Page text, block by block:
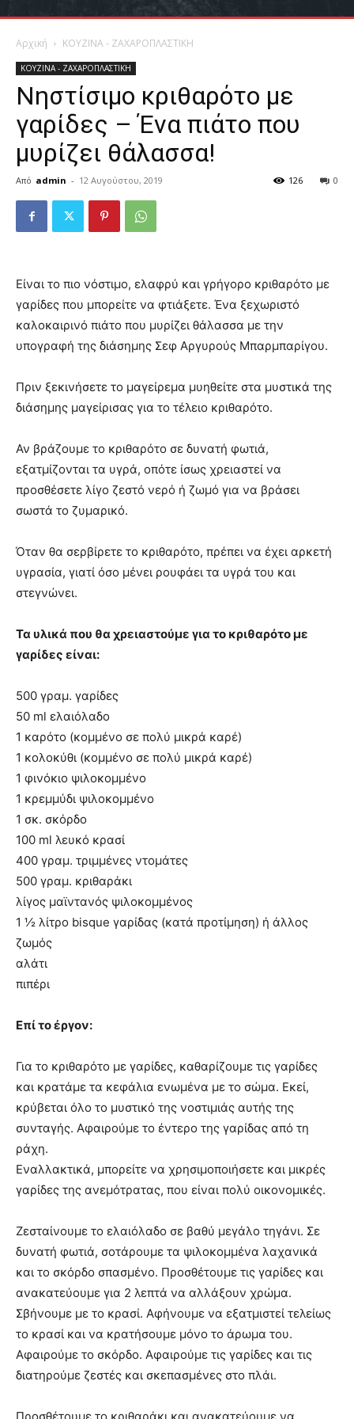
Αρχική ΚΟΥΖΙΝΑ - ΖΑΧΑΡΟΠΛΑΣΤΙΚΗ
ΚΟΥΖΙΝΑ - ΖΑΧΑΡΟΠΛΑΣΤΙΚΗ
Νηστίσιμο κριθαρότο με
γαρίδες – Ένα πιάτο που
μυρίζει θάλασσα!
Από admin - 12 Αυγούστου, 2019 0
126
Είναι το πιο νόστιμο, ελαφρύ και γρήγορο κριθαρότο με
γαρίδες που μπορείτε να φτιάξετε. Ένα ξεχωριστό
καλοκαιρινό πιάτο που μυρίζει θάλασσα με την
υπογραφή της διάσημης Σεφ Αργυρούς Μπαρμπαρίγου.
Πριν ξεκινήσετε το μαγείρεμα μυηθείτε στα μυστικά της
διάσημης μαγείρισας για το τέλειο κριθαρότο.
Αν βράζουμε το κριθαρότο σε δυνατή φωτιά,
εξατμίζονται τα υγρά, οπότε ίσως χρειαστεί να
προσθέσετε λίγο ζεστό νερό ή ζωμό για να βράσει
σωστά το ζυμαρικό.
Όταν θα σερβίρετε το κριθαρότο, πρέπει να έχει αρκετή
υγρασία, γιατί όσο μένει ρουφάει τα υγρά του και
στεγνώνει.
Τα υλικά που θα χρειαστούμε για το κριθαρότο με
γαρίδες είναι:
500 γραμ. γαρίδες
50 ml ελαιόλαδο
1 καρότο (κομμένο σε πολύ μικρά καρέ)
1 κολοκύθι (κομμένο σε πολύ μικρά καρέ)
1 φινόκιο ψιλοκομμένο
1 κρεμμύδι ψιλοκομμένο
1 σκ. σκόρδο
100 ml λευκό κρασί
400 γραμ. τριμμένες ντομάτες
500 γραμ. κριθαράκι
λίγος μαϊντανός ψιλοκομμένος
1 ½ λίτρο bisque γαρίδας (κατά προτίμηση) ή άλλος
ζωμός
αλάτι
πιπέρι
Επί το έργον:
Για το κριθαρότο με γαρίδες, καθαρίζουμε τις γαρίδες
και κρατάμε τα κεφάλια ενωμένα με το σώμα. Εκεί,
κρύβεται όλο το μυστικό της νοστιμιάς αυτής της
συνταγής. Αφαιρούμε το έντερο της γαρίδας από τη
ράχη.
Εναλλακτικά, μπορείτε να χρησιμοποιήσετε και μικρές
γαρίδες της ανεμότρατας, που είναι πολύ οικονομικές.
Ζεσταίνουμε το ελαιόλαδο σε βαθύ μεγάλο τηγάνι. Σε
δυνατή φωτιά, σοτάρουμε τα ψιλοκομμένα λαχανικά
και το σκόρδο σπασμένο. Προσθέτουμε τις γαρίδες και
ανακατεύουμε για 2 λεπτά να αλλάξουν χρώμα.
Σβήνουμε με το κρασί. Αφήνουμε να εξατμιστεί τελείως
το κρασί και να κρατήσουμε μόνο το άρωμα του.
Αφαιρούμε το σκόρδο. Αφαιρούμε τις γαρίδες και τις
διατηρούμε ζεστές και σκεπασμένες στο πλάι.